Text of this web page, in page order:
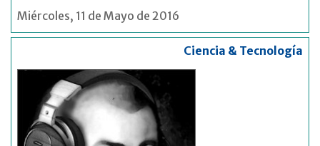
Miércoles, 11 de Mayo de 2016
Ciencia & Tecnología